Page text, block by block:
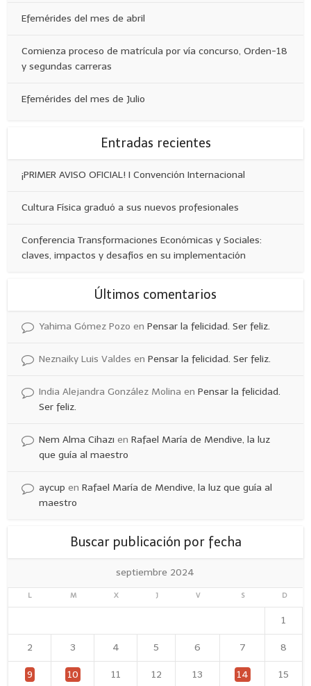
Efemérides del mes de abril
Comienza proceso de matrícula por vía concurso, Orden-18
y segundas carreras
Efemérides del mes de Julio
Entradas recientes
¡PRIMER AVISO OFICIAL! I Convención Internacional
Cultura Física graduó a sus nuevos profesionales
Conferencia Transformaciones Económicas y Sociales:
claves, impactos y desafíos en su implementación
Últimos comentarios
Yahima Gómez Pozo enPensar la felicidad. Ser feliz.
Neznaiky Luis Valdes enPensar la felicidad. Ser feliz.
India Alejandra González Molina enPensar la felicidad.
Ser feliz.
Nem Alma Cihazı enRafael María de Mendive, la luz
que guía al maestro
aycup enRafael María de Mendive, la luz que guía al
maestro
Buscar publicación por fecha
septiembre 2024
L M X J V S D
1
2 3 4 5 6 7 8
9 10 11 12 13 14 15